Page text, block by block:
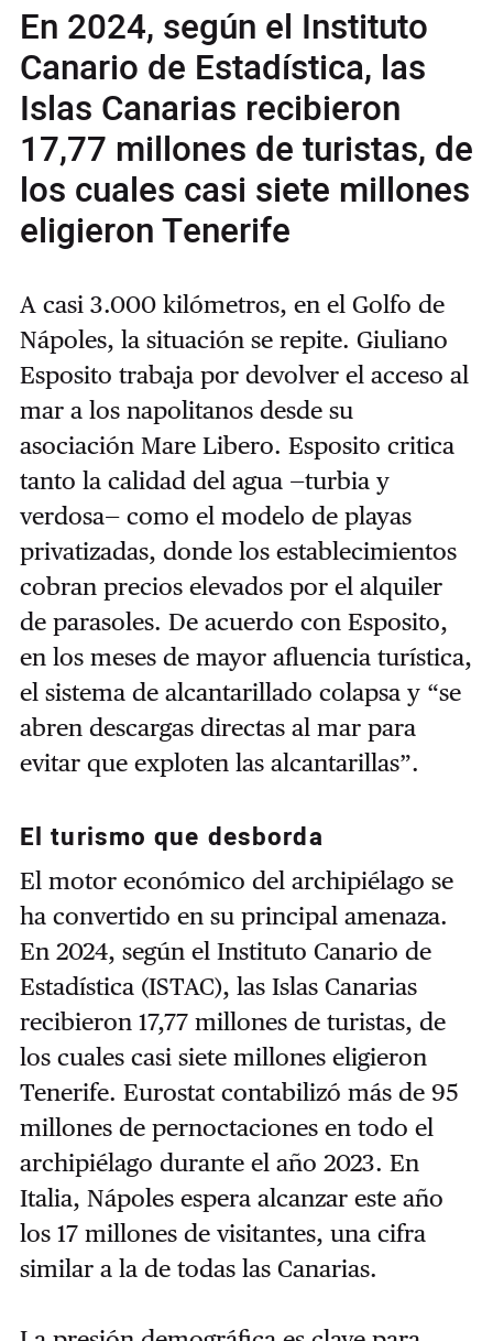
En 2024, según el Instituto
Canario de Estadística, las
Islas Canarias recibieron
17,77 millones de turistas, de
los cuales casi siete millones
eligieron Tenerife
A casi 3.000 kilómetros, en el Golfo de
Nápoles, la situación se repite. Giuliano
Esposito trabaja por devolver el acceso al
mar a los napolitanos desde su
asociación Mare Libero. Esposito critica
tanto la calidad del agua —turbia y
verdosa— como el modelo de playas
privatizadas, donde los establecimientos
cobran precios elevados por el alquiler
de parasoles. De acuerdo con Esposito,
en los meses de mayor afluencia turística,
el sistema de alcantarillado colapsa y “se
abren descargas directas al mar para
evitar que exploten las alcantarillas”.
El turismo que desborda
El motor económico del archipiélago se
ha convertido en su principal amenaza.
En 2024, según el Instituto Canario de
Estadística (ISTAC), las Islas Canarias
recibieron 17,77 millones de turistas, de
los cuales casi siete millones eligieron
Tenerife. Eurostat contabilizó más de 95
millones de pernoctaciones en todo el
archipiélago durante el año 2023. En
Italia, Nápoles espera alcanzar este año
los 17 millones de visitantes, una cifra
similar a la de todas las Canarias.